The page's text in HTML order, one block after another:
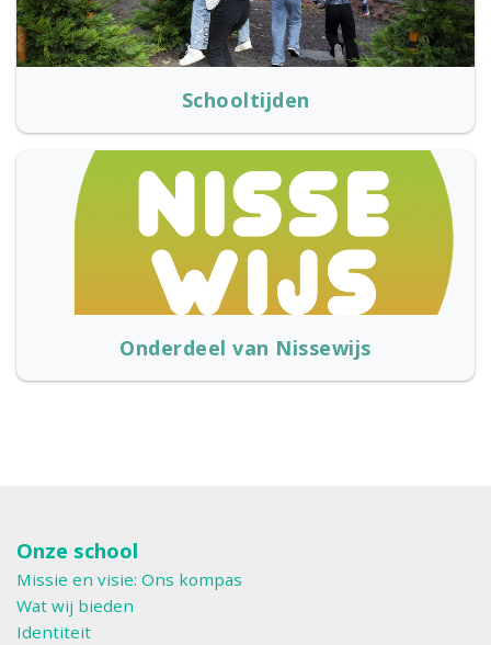
Schooltijden
Onderdeel van Nissewijs
Onze school
Missie en visie: Ons kompas
Wat wij bieden
Identiteit